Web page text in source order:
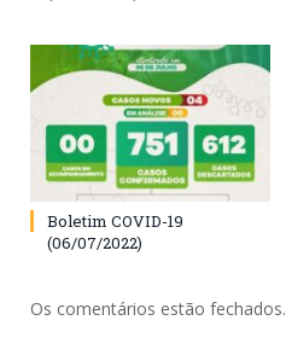
Boletim COVID-19
(06/07/2022)
Os comentários estão fechados.